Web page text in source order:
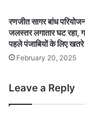
रणजीत सागर बांध
जलस्तर लगातार घट रहा,
पहले पंजाबियों के लिए खतरे
February 20, 2025
Leave a Reply